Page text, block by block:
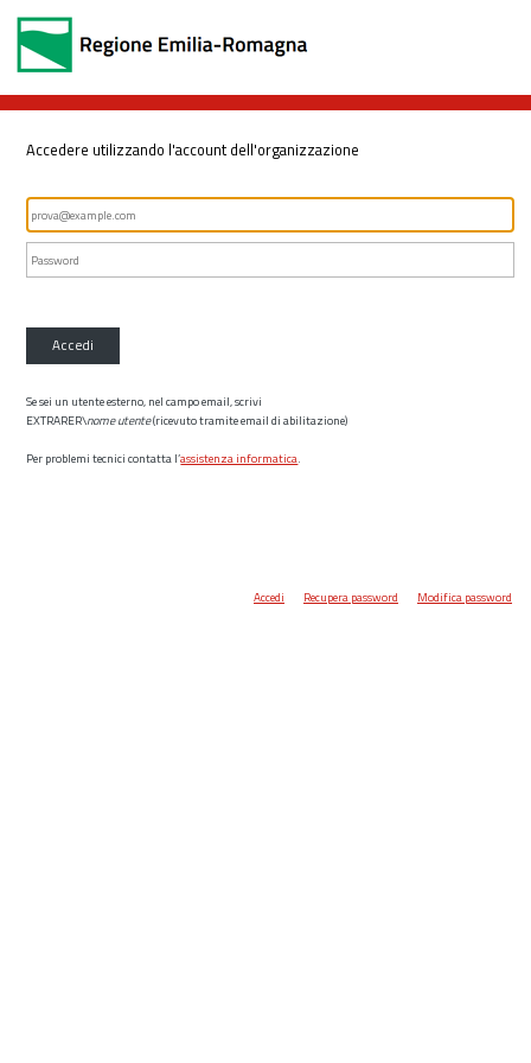
Accedere utilizzando l'account dell'organizzazione
Accedi
Se sei un utente esterno, nel campo email, scrivi
EXTRARER\nome utente(ricevuto tramite email di abilitazione)
Per problemi tecnici contatta l’assistenza informatica.
Accedi Recupera password Modifica password